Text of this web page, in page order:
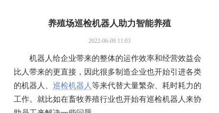
养殖场巡检机器人助力智能养殖
2022-06-09 11:03
机器人给企业带来的整体的运作效率和经营效益会
比人带来的更直接，因此很多制造企业也开始引进各类
的机器人、巡检机器人等来代替大量繁杂、耗时耗力的
工作。就比如在畜牧养殖行业也开始有巡检机器人来协